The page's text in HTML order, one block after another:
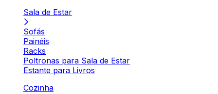
Sala de Estar
Sofás
Painéis
Racks
Poltronas para Sala de Estar
Estante para Livros
Cozinha